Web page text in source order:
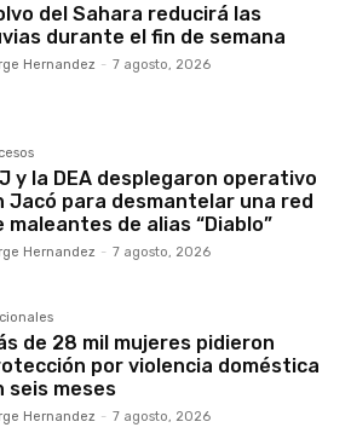
del Sahara reducirá las
durante el fin de semana
Hernandez - 7 agosto, 2026
y la DEA desplegaron operativo
Jacó para desmantelar una red
maleantes de alias “Diablo”
Hernandez - 7 agosto, 2026
de 28 mil mujeres pidieron
por violencia doméstica
seis meses
Hernandez - 7 agosto, 2026